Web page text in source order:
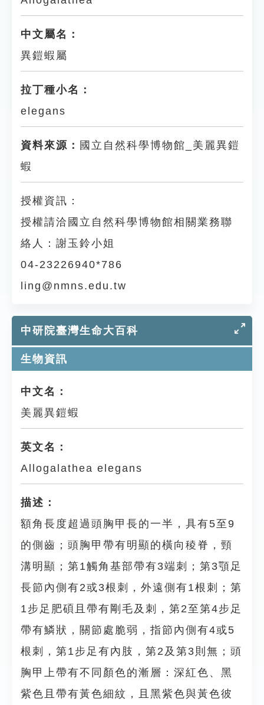
中文屬名：
異鎧蝦屬
拉丁種小名：
elegans
資料來源： 國立自然科學博物館_美麗異鎧
蝦
授權資訊：
授權請洽國立自然科學博物館相關業務聯
絡人：謝玉鈴小姐
04-23226940*786
ling@nmns.edu.tw
中研院臺灣生命大百科
生物資訊
中文名：
美麗異鎧蝦
英文名：
Allogalathea elegans
描述：
額角長度超過頭胸甲長的一半，具有5至9
的側齒；頭胸甲帶有明顯的橫向稜脊，頸
溝明顯；第1觸角基部帶有3端刺；第3顎足
長節內側有2或3根刺，外遠側有1根刺；第
1步足肥碩且帶有剛毛及刺，第2至第4步足
帶有鱗狀，關節處脆弱，指節內側有4或5
根刺，第1步足有內肢，第2及第3則無；頭
胸甲上帶有不同顏色的漸層：深紅色、黑
紫色且帶有黃色細紋，且黑紫色與黃色彼